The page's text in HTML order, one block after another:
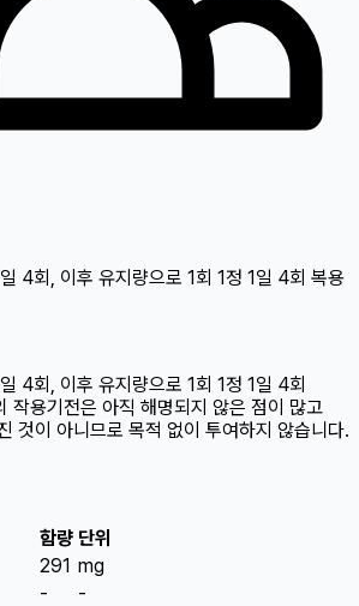
4회, 이후 유지량으로 1회 1정 1일 4회 복용
4회, 이후 유지량으로 1회 1정 1일 4회
작용기전은 아직 해명되지 않은 점이 많고
것이 아니므로 목적 없이 투여하지 않습니다.
함량 단위
291 mg
-
-